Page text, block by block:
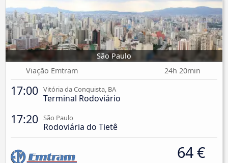
São Paulo
Viação Emtram
24h 20min
17:00 Vitória da Conquista, BA
Terminal Rodoviário
17:20 São Paulo
Rodoviária do Tietê
64 €